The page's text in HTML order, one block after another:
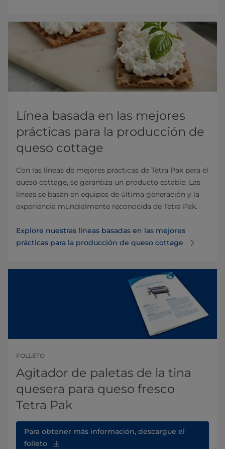
Línea basada en las mejores
prácticas para la producción de
queso cottage
Con las líneas de mejores prácticas de Tetra Pak para el
queso cottage, se garantiza un producto estable. Las
líneas se basan en equipos de última generación y la
experiencia mundialmente reconocida de Tetra Pak.
Explore nuestras líneas basadas en las mejores
prácticas para la producción de queso cottage
FOLLETO
Agitador de paletas de la tina
quesera para queso fresco
Tetra Pak
Para obtener más información, descargue el
folleto